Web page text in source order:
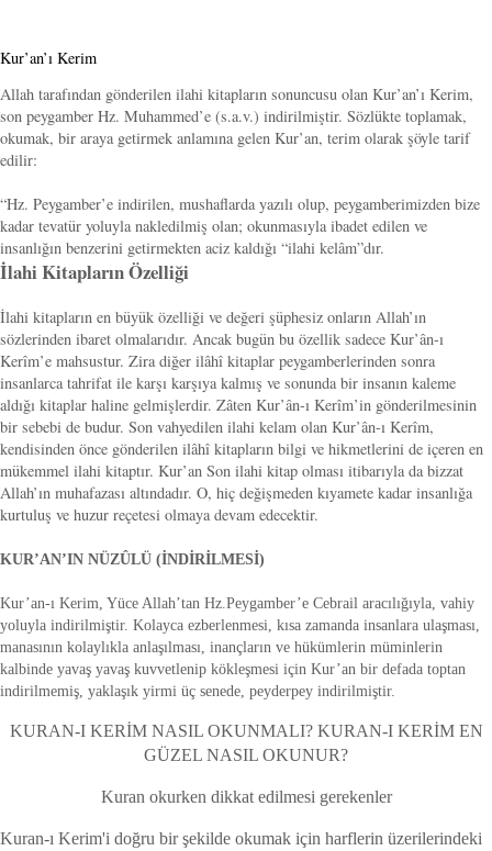
Kur’an’ı Kerim
Allah tarafından gönderilen ilahi kitapların sonuncusu olan Kur’an’ı Kerim,
son peygamber Hz. Muhammed’e (s.a.v.) indirilmiştir. Sözlükte toplamak,
okumak, bir araya getirmek anlamına gelen Kur’an, terim olarak şöyle tarif
edilir:
“Hz. Peygamber’e indirilen, mushaflarda yazılı olup, peygamberimizden bize
kadar tevatür yoluyla nakledilmiş olan; okunmasıyla ibadet edilen ve
insanlığın benzerini getirmekten aciz kaldığı “ilahi kelâm”dır.
İlahi Kitapların Özelliği
İlahi kitapların en büyük özelliği ve değeri şüphesiz onların Allah’ın
sözlerinden ibaret olmalarıdır. Ancak bugün bu özellik sadece Kur’ân-ı
Kerîm’e mahsustur. Zira diğer ilâhî kitaplar peygamberlerinden sonra
insanlarca tahrifat ile karşı karşıya kalmış ve sonunda bir insanın kaleme
aldığı kitaplar haline gelmişlerdir. Zâten Kur’ân-ı Kerîm’in gönderilmesinin
bir sebebi de budur. Son vahyedilen ilahi kelam olan Kur’ân-ı Kerîm,
kendisinden önce gönderilen ilâhî kitapların bilgi ve hikmetlerini de içeren en
mükemmel ilahi kitaptır. Kur’an Son ilahi kitap olması itibarıyla da bizzat
Allah’ın muhafazası altındadır. O, hiç değişmeden kıyamete kadar insanlığa
kurtuluş ve huzur reçetesi olmaya devam edecektir.
KUR’AN’IN NÜZÛLÜ (İNDİRİLMESİ)
Kur’an-ı Kerim, Yüce Allah’tan Hz.Peygamber’e Cebrail aracılığıyla, vahiy
yoluyla indirilmiştir. Kolayca ezberlenmesi, kısa zamanda insanlara ulaşması,
manasının kolaylıkla anlaşılması, inançların ve hükümlerin müminlerin
kalbinde yavaş yavaş kuvvetlenip kökleşmesi için Kur’an bir defada toptan
indirilmemiş, yaklaşık yirmi üç senede, peyderpey indirilmiştir.
KURAN-I KERİM NASIL OKUNMALI? KURAN-I KERİM EN
GÜZEL NASIL OKUNUR?
Kuran okurken dikkat edilmesi gerekenler
Kuran-ı Kerim'i doğru bir şekilde okumak için harflerin üzerilerindeki